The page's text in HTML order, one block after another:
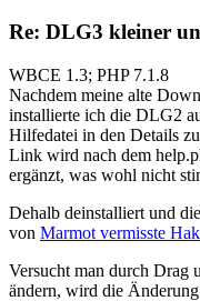
Re: DLG3 kleiner
WBCE 1.3; PHP 7.1.8
Nachdem meine alte
installierte ich die DLG2
Hilfedatei in den Details
Link wird nach dem
ergänzt, was wohl nicht
Dehalb deinstalliert und
von Marmot vermisste
Versucht man durch Drag
ändern, wird die